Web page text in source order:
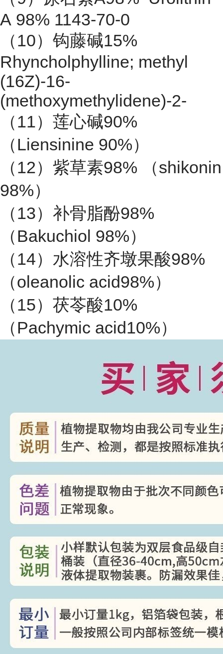
A 98% 1143-70-0
（10）钩藤碱15%
Rhyncholphylline; methyl
(16Z)-16-
(methoxymethylidene)-2-
（11）莲心碱90%
（Liensinine 90%）
（12）紫草素98% （shikonin
98%）
（13）补骨脂酚98%
（Bakuchiol 98%）
（14）水溶性齐墩果酸98%
（oleanolic acid98%）
（15）茯苓酸10%
（Pachymic acid10%）